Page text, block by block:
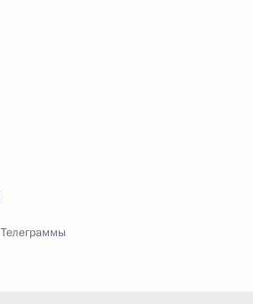
Телеграммы